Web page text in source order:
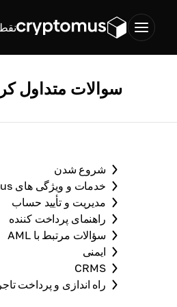
سوالات متداول
شروع شدن
خدمات و ویژگی های Cryptomus
مدیریت و تأیید حساب
راهنمای پرداخت کننده
سؤالات مرتبط با AML
ایمنی
CRMS
راه اندازی و پرداخت تاجر